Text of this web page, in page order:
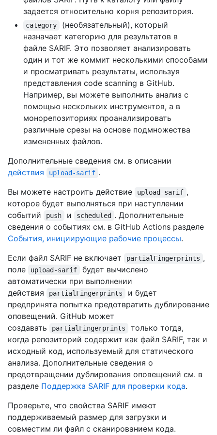
задается относительно корня репозитория.
category
(необязательный), который
назначает категорию для результатов в
файле SARIF. Это позволяет анализировать
один и тот же коммит несколькими способами
и просматривать результаты, используя
представления code scanning в GitHub.
Например, вы можете выполнить анализ с
помощью нескольких инструментов, а в
монорепозиториях проанализировать
различные срезы на основе подмножества
измененных файлов.
Дополнительные сведения см. в описании
действия
upload-sarif .
Вы можете настроить действие
upload-sarif ,
которое будет выполняться при наступлении
событий
push и scheduled . Дополнительные
сведения о событиях см. в GitHub Actions разделе
События, инициирующие рабочие процессы.
Если файл SARIF не включает
partialFingerprints ,
поле
upload-sarif
будет вычислено
автоматически при выполнении
действия
partialFingerprints
и будет
предпринята попытка предотвратить дублирование
оповещений. GitHub может
создавать
partialFingerprints
только тогда,
когда репозиторий содержит как файл SARIF, так и
исходный код, используемый для статического
анализа. Дополнительные сведения о
предотвращении дублирования оповещений см. в
разделе Поддержка SARIF для проверки кода.
Проверьте, что свойства SARIF имеют
поддерживаемый размер для загрузки и
совместим ли файл с сканированием кода.